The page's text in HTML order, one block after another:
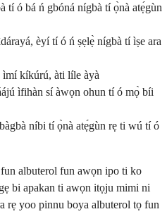
tí ó bá ń gbóná nígbà tí ọ̀nà atẹ́gùn
èyí tí ó ń ṣẹlẹ̀ nígbà tí ìṣe ara
kíkúrú, àti líle àyà
ìfihàn sí àwọn ohun tí ó mọ̀ bíi
níbi tí ọ̀nà atẹ́gùn rẹ ti wú tí ó
albuterol fun awọn ipo ti ko
bi apakan ti awọn itọju mimi ni
rẹ yoo pinnu boya albuterol tọ fun